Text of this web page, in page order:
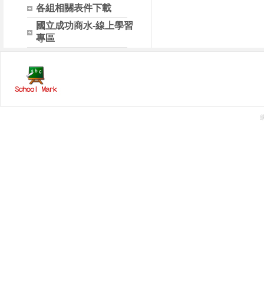
各組相關表件下載
國立成功商水-線上學習
專區